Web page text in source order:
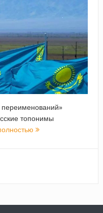
переименований»
топонимы